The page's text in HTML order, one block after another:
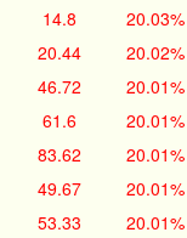
14.8 20.03%
20.44 20.02%
46.72 20.01%
61.6 20.01%
83.62 20.01%
49.67 20.01%
53.33 20.01%